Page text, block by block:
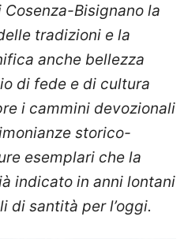
Cosenza-Bisignano la
tradizioni e la
anche bellezza
di fede e di cultura
i cammini devozionali
storico-
esemplari che la
indicato in anni lontani
di santità per l’oggi.